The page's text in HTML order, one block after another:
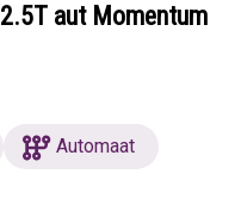
aut Momentum
Automaat